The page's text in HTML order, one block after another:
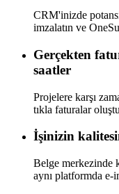
CRM'inizde
imzalatın ve
Gerçekten
saatler
Projelere karşı
tıkla faturalar
İşinizin
Belge merkezinde
aynı platformda e-